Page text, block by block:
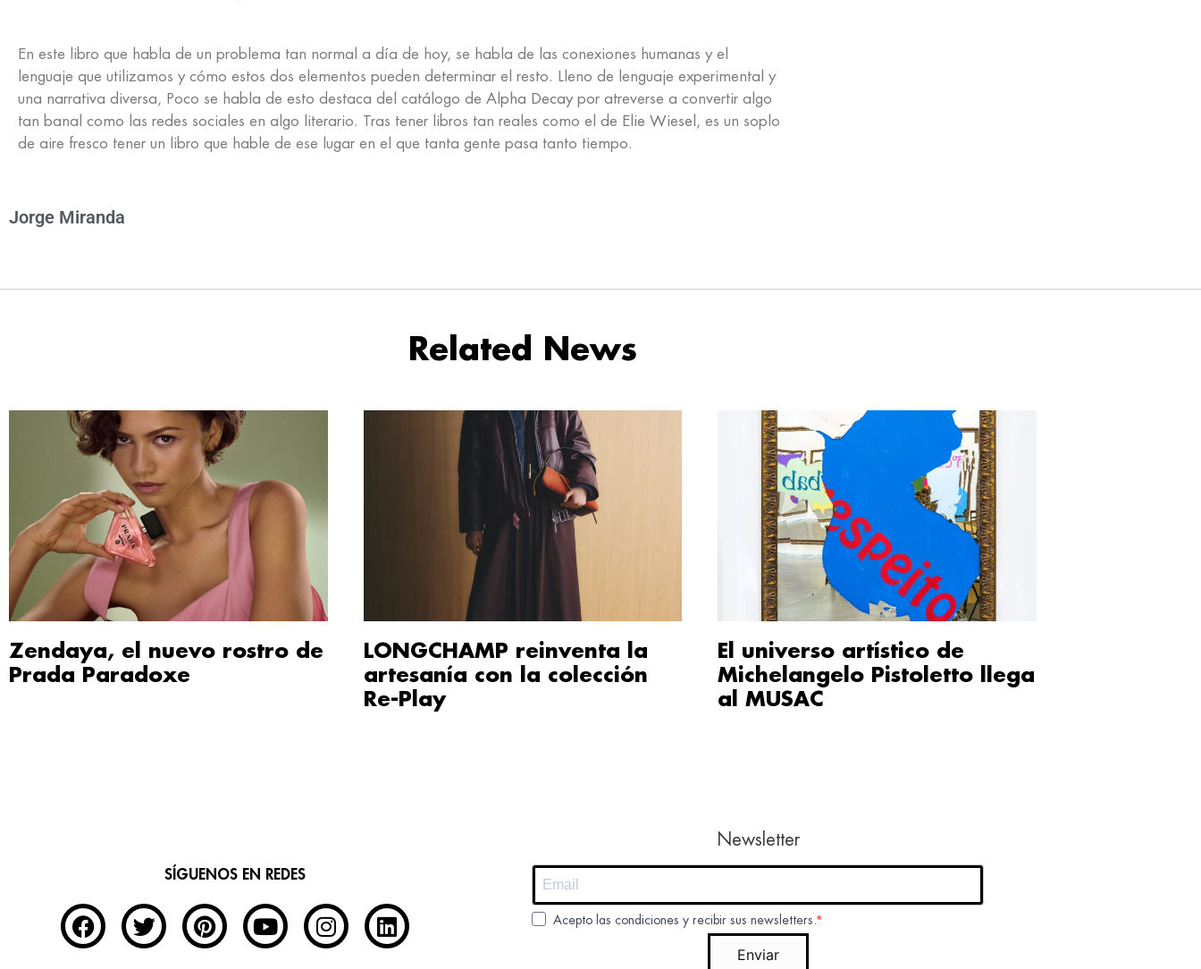
En este libro que habla de un problema tan normal a día de hoy, se habla de las conexiones humanas y el
lenguaje que utilizamos y cómo estos dos elementos pueden determinar el resto. Lleno de lenguaje experimental y
una narrativa diversa, Poco se habla de esto destaca del catálogo de Alpha Decaypor atreverse a convertir algo
tan banal como las redes sociales en algo literario. Tras tener libros tan reales como el de Elie Wiesel , es un soplo
de aire fresco tener un libro que hable de ese lugar en el que tanta gente pasa tanto tiempo.
Jorge Miranda
Related News
Zendaya, el nuevo rostro de
Prada Paradoxe
LONGCHAMP reinventa la
artesanía con la colección
Re-Play
El universo artístico de
Michelangelo Pistoletto llega
al MUSAC
SÍGUENOS EN REDES
Newsletter
Acepto las condiciones y recibir sus newsletters.
Enviar